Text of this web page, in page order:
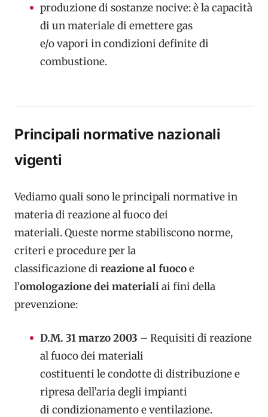
produzione di sostanze nocive: è la capacità
di un materiale di emettere gas
e/o vapori in condizioni definite di
combustione.
Principali normative nazionali
vigenti
Vediamo quali sono le principali normative in
materia di reazione al fuoco dei
materiali. Queste norme stabiliscono norme,
criteri e procedure per la
classificazione di reazione al fuocoe
l’omologazione dei materialiai fini della
prevenzione:
D.M. 31 marzo 2003 – Requisiti di reazione
al fuoco dei materiali
costituenti le condotte di distribuzione e
ripresa dell’aria degli impianti
di condizionamento e ventilazione.